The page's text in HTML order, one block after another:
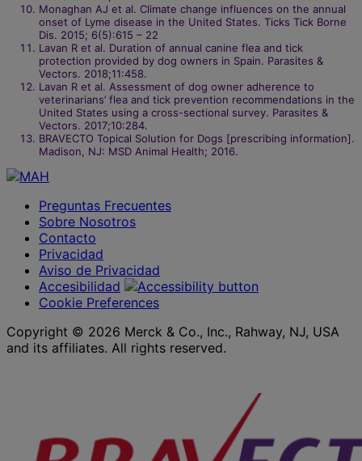
Monaghan AJ et al. Climate change influences on the annual
onset of Lyme disease in the United States. Ticks Tick Borne
Dis. 2015; 6(5):615 – 22​
Lavan R et al. Duration of annual canine flea and tick
protection provided by dog owners in Spain. Parasites &
Vectors. 2018;11:458.​
Lavan R et al. Assessment of dog owner adherence to
veterinarians’ flea and tick prevention recommendations in the
United States using a cross-sectional survey. Parasites &
Vectors. 2017;10:284.​
BRAVECTO Topical Solution for Dogs [prescribing information].
Madison, NJ: MSD Animal Health; 2016.​
Preguntas Frecuentes
Sobre Nosotros
Contacto
Privacidad
Aviso de Privacidad
Accesibilidad
Cookie Preferences
Copyright © 2026 Merck & Co., Inc., Rahway, NJ, USA
and its affiliates. All rights reserved.